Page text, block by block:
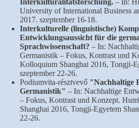
University of International Business
2017. szeptember 16-18.
Interkulturelle (linguistische)
Entwicklungsaussicht für die
Sprachwissenschaft? – In:
Germanistik – Fokus, Kontrast und
Kolloquium Shanghai 2016, Tongji-
szeptember 22-26.
Podiumvita-résztvevő "Nachhaltige
Germanistik" – In: Nachhaltige
– Fokus, Kontrast und Konzept.
Shanghai 2016, Tongji-Egyetem
22-26.